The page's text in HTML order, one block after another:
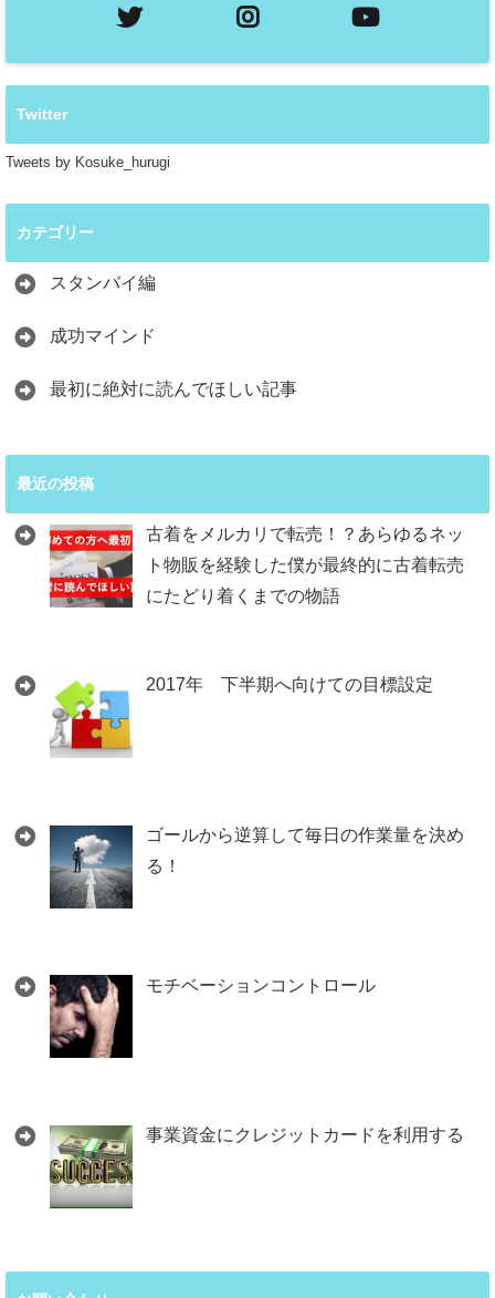
Twitter
Tweets by Kosuke_hurugi
カテゴリー
スタンバイ編
成功マインド
最初に絶対に読んでほしい記事
最近の投稿
古着をメルカリで転売！？あらゆるネッ
ト物販を経験した僕が最終的に古着転売
にたどり着くまでの物語
2017年 下半期へ向けての目標設定
ゴールから逆算して毎日の作業量を決め
る！
モチベーションコントロール
事業資金にクレジットカードを利用する